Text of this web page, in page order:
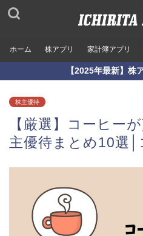
ホーム 株アプリ 家計簿アプリ
【2025年最新】株
株主優待
【厳選】コーヒー
主優待まとめ10選